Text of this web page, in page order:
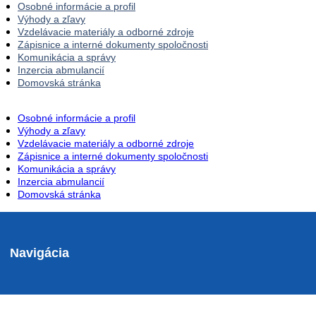
Osobné informácie a profil
Výhody a zľavy
Vzdelávacie materiály a odborné zdroje
Zápisnice a interné dokumenty spoločnosti
Komunikácia a správy
Inzercia abmulancií
Domovská stránka
Osobné informácie a profil
Výhody a zľavy
Vzdelávacie materiály a odborné zdroje
Zápisnice a interné dokumenty spoločnosti
Komunikácia a správy
Inzercia abmulancií
Domovská stránka
Navigácia